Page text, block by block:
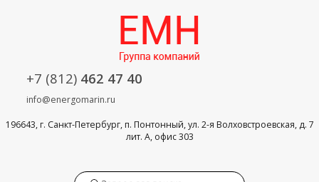
+7 (812) 462 47 40
info@energomarin.ru
196643, г. Санкт-Петербург, п. Понтонный, ул. 2-я Волховстроевская, д. 7
лит. А, офис 303